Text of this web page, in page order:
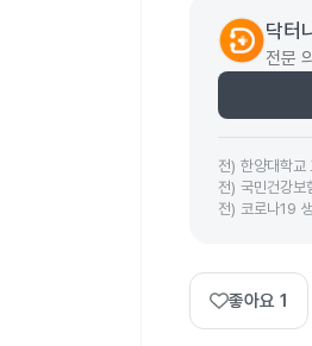
닥터
전문
전) 한양대학교
전) 국민건강보
전) 코로나19
좋아요 1